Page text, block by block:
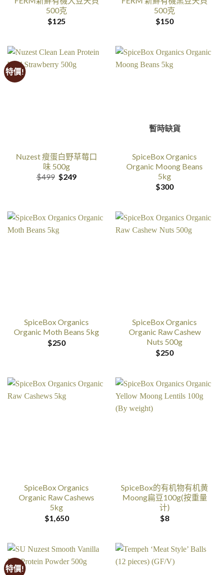
500克
$125
500克
$150
特價!
Nuzest 瘦蛋白野草莓口
味 500g
$499 原
$249目
是:$249。
暫時缺貨
SpiceBox Organics
Organic Moong Beans
5kg
$300
SpiceBox Organics
Organic Moth Beans 5kg
$250
SpiceBox Organics
Organic Raw Cashew
Nuts 500g
$250
SpiceBox Organics
Organic Raw Cashews
5kg
$1,650
SpiceBox的有机物有机黄
Moong扁豆100g(按重量
计)
$8
特價!